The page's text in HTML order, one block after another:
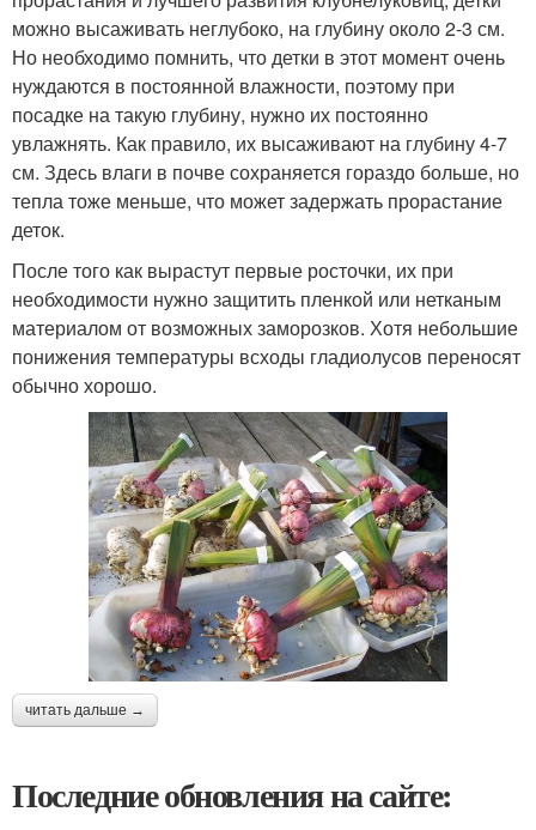
можно высаживать неглубоко, на глубину около 2-3 см.
Но необходимо помнить, что детки в этот момент очень
нуждаются в постоянной влажности, поэтому при
посадке на такую глубину, нужно их постоянно
увлажнять. Как правило, их высаживают на глубину 4-7
см. Здесь влаги в почве сохраняется гораздо больше, но
тепла тоже меньше, что может задержать прорастание
деток.
После того как вырастут первые росточки, их при
необходимости нужно защитить пленкой или нетканым
материалом от возможных заморозков. Хотя небольшие
понижения температуры всходы гладиолусов переносят
обычно хорошо.
читать дальше →
Последние обновления на сайте: